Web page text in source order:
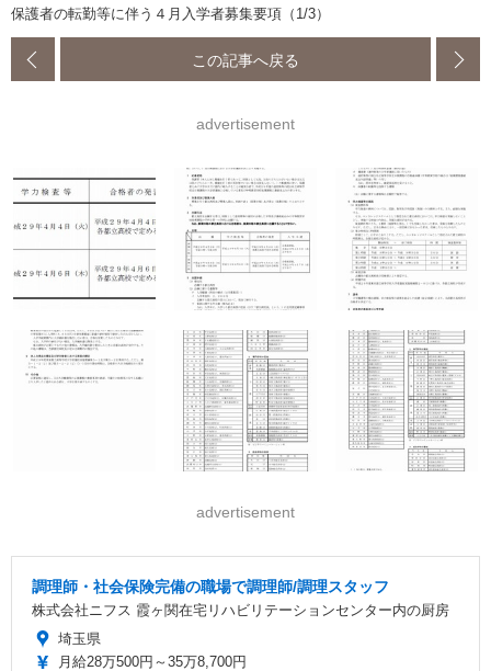
保護者の転勤等に伴う４月入学者募集要項（1/3）
この記事へ戻る
advertisement
advertisement
調理師・社会保険完備の職場で調理師/調理スタッフ
株式会社ニフス 霞ヶ関在宅リハビリテーションセンター内の厨房
埼玉県
月給28万500円～35万8,700円